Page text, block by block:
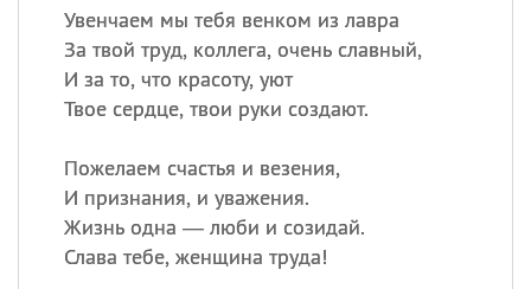
Увенчаем мы тебя венком из лавра
За твой труд, коллега, очень славный,
И за то, что красоту, уют
Твое сердце, твои руки создают.
Пожелаем счастья и везения,
И признания, и уважения.
Жизнь одна — люби и созидай.
Слава тебе, женщина труда!
праздник
жертвоприношения
12.08
(День ВВС) РФ
ИМЕНА
Сегодня празднуют именины